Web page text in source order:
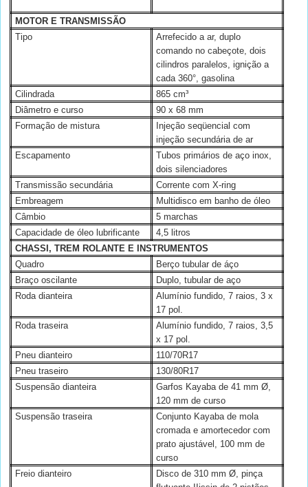
MOTOR E TRANSMISSÃO
Tipo
Arrefecido a ar, duplo
comando no cabeçote, dois
cilindros paralelos, ignição a
cada 360°, gasolina
Cilindrada
865 cm³
Diâmetro e curso
90 x 68 mm
Formação de mistura
Injeção seqüencial com
injeção secundária de ar
Escapamento
Tubos primários de aço inox,
dois silenciadores
Transmissão secundária
Corrente com X-ring
Embreagem
Multidisco em banho de óleo
Câmbio
5 marchas
Capacidade de óleo lubrificante
4,5 litros
CHASSI, TREM ROLANTE E INSTRUMENTOS
Quadro
Berço tubular de áço
Braço oscilante
Duplo, tubular de aço
Roda dianteira
Alumínio fundido, 7 raios, 3 x
17 pol.
Roda traseira
Alumínio fundido, 7 raios, 3,5
x 17 pol.
Pneu dianteiro
110/70R17
Pneu traseiro
130/80R17
Suspensão dianteira
Garfos Kayaba de 41 mm Ø,
120 mm de curso
Suspensão traseira
Conjunto Kayaba de mola
cromada e amortecedor com
prato ajustável, 100 mm de
curso
Freio dianteiro
Disco de 310 mm Ø, pinça